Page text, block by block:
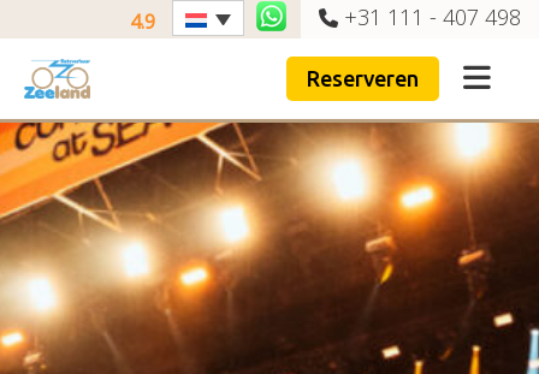
4.9 +31 111 - 407 498
Reserveren